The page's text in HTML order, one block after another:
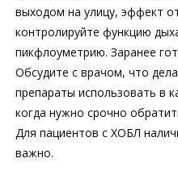
выходом на улицу, эффект
контролируйте функцию
пикфлоуметрию. Заранее
Обсудите с врачом, что
препараты использовать в
когда нужно срочно
Для пациентов с ХОБЛ
важно.